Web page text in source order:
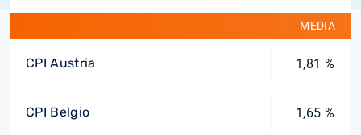
MEDIA
CPI Austria 1,81 %
CPI Belgio 1,65 %